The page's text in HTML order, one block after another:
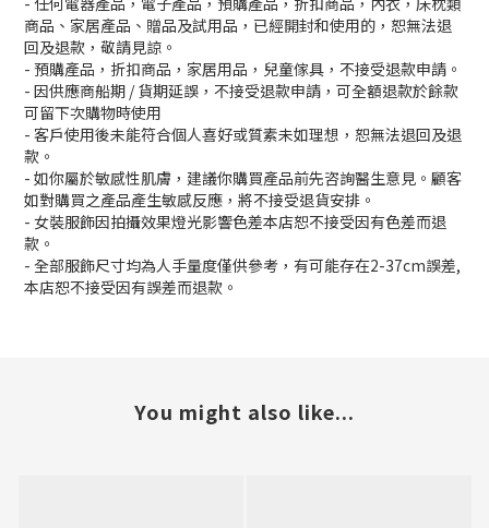
商品、家居產品、贈品及試用品，已經開封和使用的，恕無法退
回及退款，敬請見諒。
- 預購產品，折扣商品，家居用品，兒童傢具，不接受退款申請。
- 因供應商船期 / 貨期延誤，不接受退款申請，可全額退款於餘款
可留下次購物時使用
- 客戶使用後未能符合個人喜好或質素未如理想，恕無法退回及退
款。
- 如你屬於敏感性肌膚，建議你購買產品前先咨詢醫生意見。顧客
如對購買之產品產生敏感反應，將不接受退貨安排。
- 女裝服飾因拍攝效果燈光影響色差本店恕不接受因有色差而退
款。
- 全部服飾尺寸均為人手量度僅供參考，有可能存在2-37cm誤差,
本店恕不接受因有誤差而退款。
You might also like...